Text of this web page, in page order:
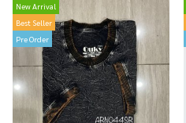
New Arrival
Best Seller
Pre Order